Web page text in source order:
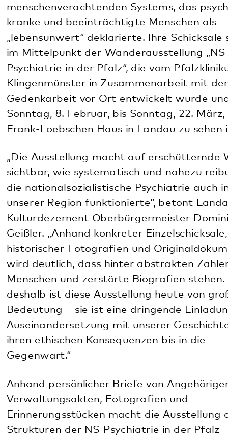
„Die Ausstellung macht auf erschütternde Weise
sichtbar, wie systematisch und nahezu reibungslos
die nationalsozialistische Psychiatrie auch in
unserer Region funktionierte“, betont Landaus
Kulturdezernent Oberbürgermeister Dominik
Geißler. „Anhand konkreter Einzelschicksale,
historischer Fotografien und Originaldokumente
wird deutlich, dass hinter abstrakten Zahlen reale
Menschen und zerstörte Biografien stehen. Gerade
deshalb ist diese Ausstellung heute von großer
Auseinandersetzung mit unserer Geschichte und
ihren ethischen Konsequenzen bis in die
Anhand persönlicher Briefe von Angehörigen,
Verwaltungsakten, Fotografien und
Erinnerungsstücken macht die Ausstellung die
nachvollziehbar. Sie gibt den Opfern ihre Stimme
zurück und ermöglicht einen ebenso emotionalen
wie informativen Zugang zu einem lange
verdrängten Kapitel regionaler Geschichte.
Zugleich regt sie zur Reflexion über
Fragen in Medizin, Pflege und Gesellschaft an.
Die Vernissage findet am Sonntag, 8. Februar, um 11
eingeladen.
Im Anschluss ist die Ausstellung bis einschließlich
Sonntag, 22. März, zu den regulären Öffnungszeiten
des Frank-Loebschen Hauses in der Kaufhausgasse 9